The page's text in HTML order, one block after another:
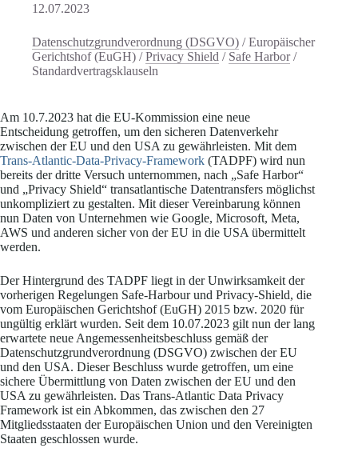
12.07.2023
Datenschutzgrundverordnung (DSGVO) /Europäischer
Gerichtshof (EuGH) /Privacy Shield / Safe Harbor/
Standardvertragsklauseln
Am 10.7.2023 hat die EU-Kommission eine neue
Entscheidung getroffen, um den sicheren Datenverkehr
zwischen der EU und den USA zu gewährleisten. Mit dem
Trans-Atlantic-Data-Privacy-Framework (TADPF) wird nun
bereits der dritte Versuch unternommen, nach „Safe Harbor“
und „Privacy Shield“ transatlantische Datentransfers möglichst
unkompliziert zu gestalten. Mit dieser Vereinbarung können
nun Daten von Unternehmen wie Google, Microsoft, Meta,
AWS und anderen sicher von der EU in die USA übermittelt
werden.
Der Hintergrund des TADPF liegt in der Unwirksamkeit der
vorherigen Regelungen Safe-Harbour und Privacy-Shield, die
vom Europäischen Gerichtshof (EuGH) 2015 bzw. 2020 für
ungültig erklärt wurden. Seit dem 10.07.2023 gilt nun der lang
erwartete neue Angemessenheitsbeschluss gemäß der
Datenschutzgrundverordnung (DSGVO) zwischen der EU
und den USA. Dieser Beschluss wurde getroffen, um eine
sichere Übermittlung von Daten zwischen der EU und den
USA zu gewährleisten. Das Trans-Atlantic Data Privacy
Framework ist ein Abkommen, das zwischen den 27
Mitgliedsstaaten der Europäischen Union und den Vereinigten
Staaten geschlossen wurde.